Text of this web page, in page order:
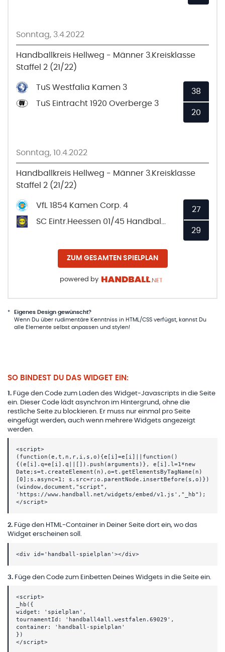
Sonntag, 3.4.2022
Handballkreis Hellweg - Männer 3.Kreisklasse
Staffel 2 (21/22)
TuS Westfalia Kamen 3
TuS Eintracht 1920 Overberge 3
38
20
Sonntag, 10.4.2022
Handballkreis Hellweg - Männer 3.Kreisklasse
Staffel 2 (21/22)
VfL 1854 Kamen Corp. 4
27
29
ZUM GESAMTEN SPIELPLAN
powered by
*
Eigenes Design gewünscht?
Wenn Du über rudimentäre Kenntniss in HTML/CSS verfügst, kannst Du
alle Elemente selbst anpassen und stylen!
SO BINDEST DU DAS WIDGET EIN:
1 . Füge den Code zum Laden des Widget-Javascripts in die Seite
ein. Dieser Code lädt asynchron im Hintergrund, ohne die
restliche Seite zu blockieren. Er muss nur einmal pro Seite
eingefügt werden, auch wenn mehrere Widgets angezeigt
werden.
<script>
(function(e,t,n,r,i,s,o){e[i]=e[i]||function()
{(e[i].q=e[i].q||[]).push(arguments)}, e[i].l=1*new
Date;s=t.createElement(n),o=t.getElementsByTagName(n)
[0];s.async=1; s.src=r;o.parentNode.insertBefore(s,o)})
(window,document,"script",
'https://www.handball.net/widgets/embed/v1.js',"_hb");
</script>
2. Füge den HTML-Container in Deiner Seite dort ein, wo das
Widget erscheinen soll.
<div id='handball-spielplan'></div>
3. Füge den Code zum Einbetten Deines Widgets in die Seite ein.
<script>
_hb({
widget: 'spielplan',
tournamentId: 'handball4all.westfalen.69029',
container: 'handball-spielplan'
})
</script>